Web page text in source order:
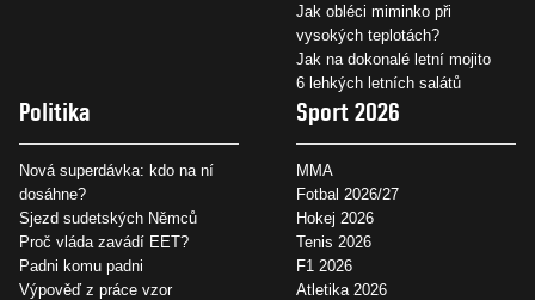
Jak obléci miminko při
vysokých teplotách?
Jak na dokonalé letní mojito
6 lehkých letních salátů
Politika
Nová superdávka: kdo na ní
dosáhne?
Sjezd sudetských Němců
Proč vláda zavádí EET?
Padni komu padni
Výpověď z práce vzor
Sport 2026
MMA
Fotbal 2026/27
Hokej 2026
Tenis 2026
F1 2026
Atletika 2026